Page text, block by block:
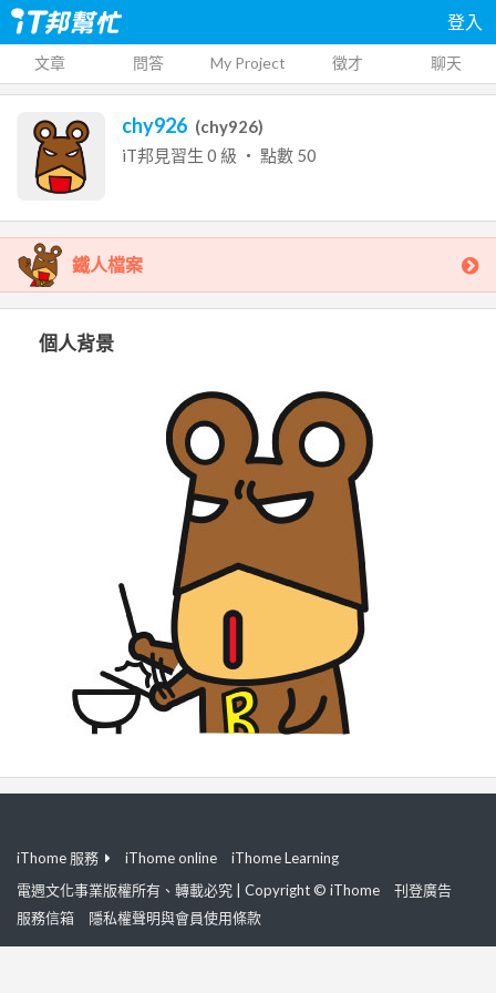
登入
文章 問答 My Project 徵才 聊天
chy926 (chy926)
iT邦見習生 0 級 ‧ 點數 50
鐵人檔案
個人背景
iThome 服務 iThome online
iThome Learning
電週文化事業版權所有、轉載必究 | Copyright © iThome
刊登廣告
服務信箱
隱私權聲明與會員使用條款